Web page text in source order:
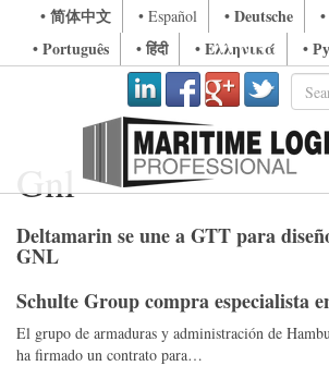
• 简体中文 • Español • Deutsche
• Português
• हिंदी • Ελληνικά •
Gnl
Deltamarin se une a GTT para
GNL
Schulte Group compra especialista
El grupo de armaduras y administración de
ha firmado un contrato para…